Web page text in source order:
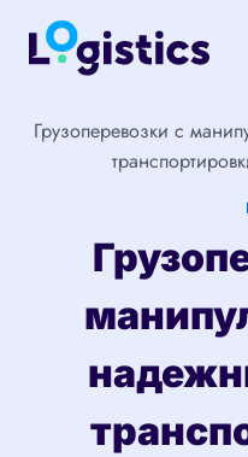
Перейти
Грузоперевозки с